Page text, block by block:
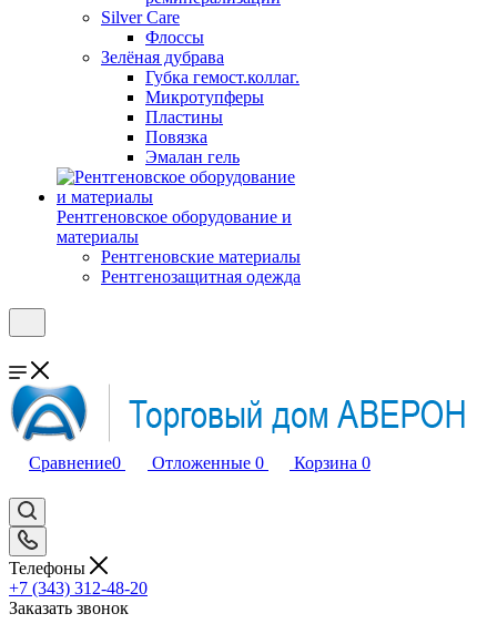
Silver Care
Флоссы
Зелёная дубрава
Губка гемост.коллаг.
Микротупферы
Пластины
Повязка
Эмалан гель
Рентгеновское оборудование и
материалы
Рентгеновские материалы
Рентгенозащитная одежда
Сравнение0 Отложенные 0 Корзина 0
Телефоны
+7 (343) 312-48-20
Заказать звонок